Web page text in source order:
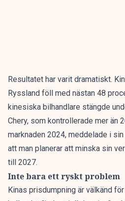
Resultatet har varit dramatiskt.
Ryssland föll med nästan 48
kinesiska bilhandlare stängde
Chery, som kontrollerade mer än
marknaden 2024, meddelade i sin
att man planerar att minska sin
till 2027.
Inte bara ett ryskt problem
Kinas prisdumpning är välkänd